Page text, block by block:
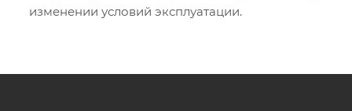
изменении условий эксплуатации.